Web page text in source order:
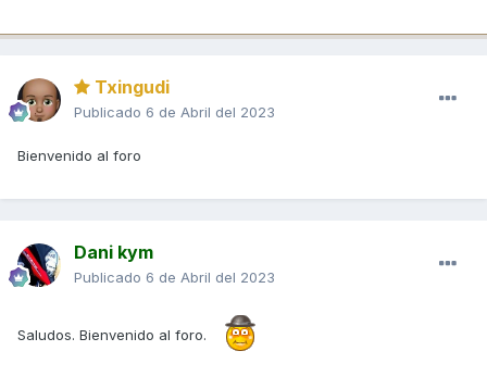
Txingudi
Publicado 6 de Abril del 2023
Bienvenido al foro
Dani kym
Publicado 6 de Abril del 2023
Saludos. Bienvenido al foro.